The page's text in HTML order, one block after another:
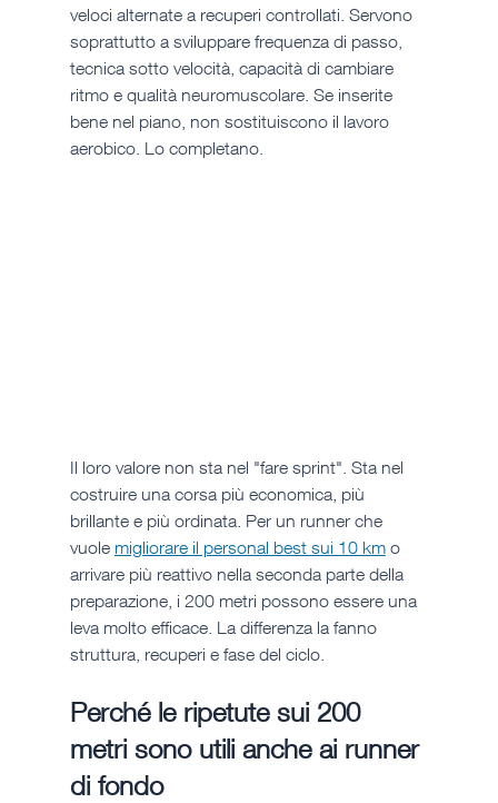
veloci alternate a recuperi controllati. Servono
soprattutto a sviluppare frequenza di passo,
tecnica sotto velocità, capacità di cambiare
ritmo e qualità neuromuscolare. Se inserite
bene nel piano, non sostituiscono il lavoro
aerobico. Lo completano.
Il loro valore non sta nel "fare sprint". Sta nel
costruire una corsa più economica, più
brillante e più ordinata. Per un runner che
vuole migliorare il personal best sui 10 km o
arrivare più reattivo nella seconda parte della
preparazione, i 200 metri possono essere una
leva molto efficace. La differenza la fanno
struttura, recuperi e fase del ciclo.
Perché le ripetute sui 200
metri sono utili anche ai runner
di fondo